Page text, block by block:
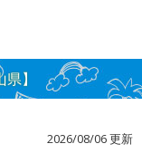
】
2026/08/06 更新